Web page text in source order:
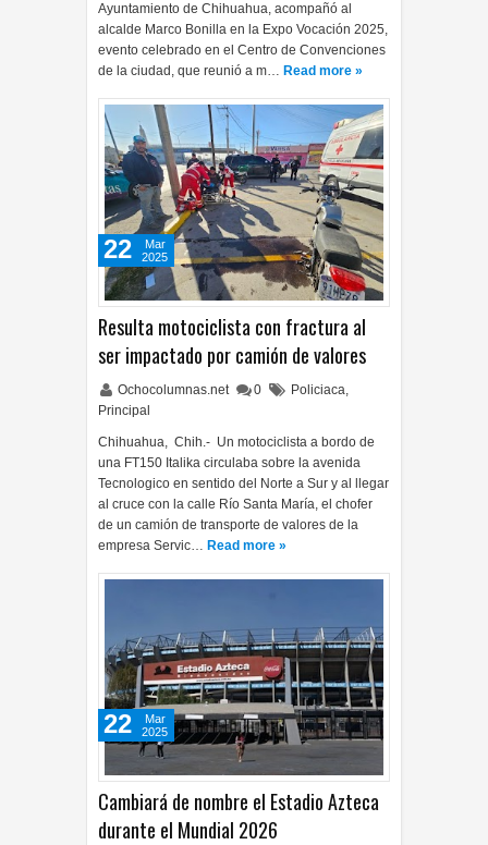
Ayuntamiento de Chihuahua, acompañó al
alcalde Marco Bonilla en la Expo Vocación 2025,
evento celebrado en el Centro de Convenciones
de la ciudad, que reunió a m… Read more »
Resulta motociclista con fractura al
ser impactado por camión de valores
Ochocolumnas.net 0 Policiaca,
Principal
Chihuahua, Chih.- Un motociclista a bordo de
una FT150 Italika circulaba sobre la avenida
Tecnologico en sentido del Norte a Sur y al llegar
al cruce con la calle Río Santa María, el chofer
de un camión de transporte de valores de la
empresa Servic… Read more »
22
Mar
2025
Cambiará de nombre el Estadio Azteca
durante el Mundial 2026
22
Mar
2025